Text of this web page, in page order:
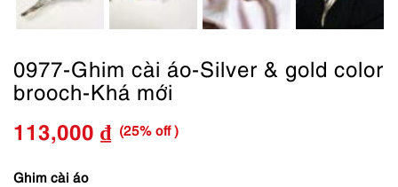
0977-Ghim cài áo-Silver & gold color
brooch-Khá mới
Giá
113,000 ₫
Giá
(25% off )
Ghim cài áo